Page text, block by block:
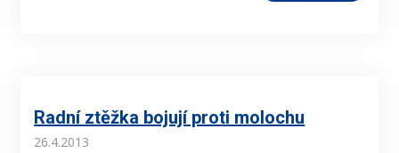
Radní ztěžka bojují proti molochu
26.4.2013